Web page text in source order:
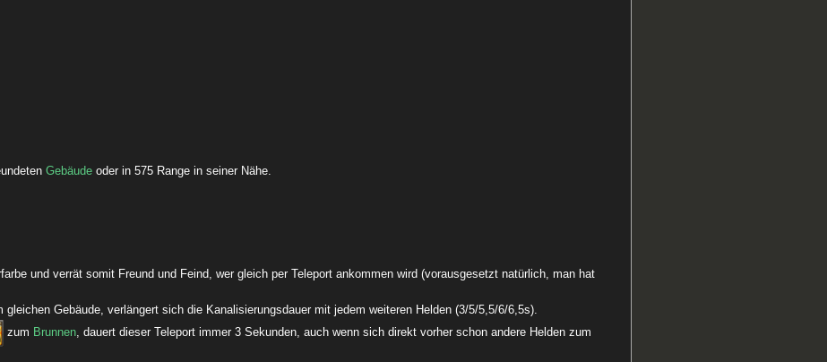
Gebäudeoder in 575 Range in seiner Nähe.
und verrät somit Freund und Feind, wer gleich per Teleport ankommen wird (vorausgesetzt natürlich, man hat
gleichen Gebäude, verlängert sich die Kanalisierungsdauer mit jedem weiteren Helden (3/5/5,5/6/6,5s).
zum Brunnen, dauert dieser Teleport immer 3 Sekunden, auch wenn sich direkt vorher schon andere Helden zum